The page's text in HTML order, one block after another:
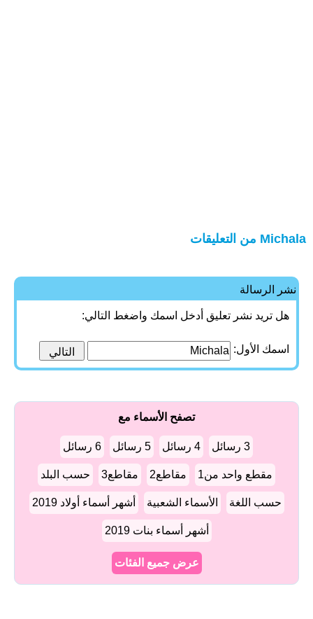
Michala من التعليقات
نشر الرسالة
هل تريد نشر تعليق أدخل اسمك واضغط التالي:
اسمك الأول:
تصفح الأسماء مع
3 رسائل 4 رسائل 5 رسائل 6 رسائل
مقطع واحد من1 مقاطع2 مقاطع3 حسب البلد
حسب اللغة الأسماء الشعبية أشهر أسماء أولاد 2019
أشهر أسماء بنات 2019
عرض جميع الفئات